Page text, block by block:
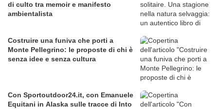
di culto tra memoir e manifesto
ambientalista
Costruire una funiva che porti a
Monte Pellegrino: le proposte di chi è
senza idee e senza cultura
Con Sportoutdoor24.it, con Emanuele
Equitani in Alaska sulle tracce di Into